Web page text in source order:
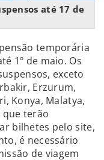
até 17 de
temporária
1º de maio. Os
exceto
Erzurum,
Konya, Malatya,
que terão
bilhetes pelo site,
é necessário
de viagem